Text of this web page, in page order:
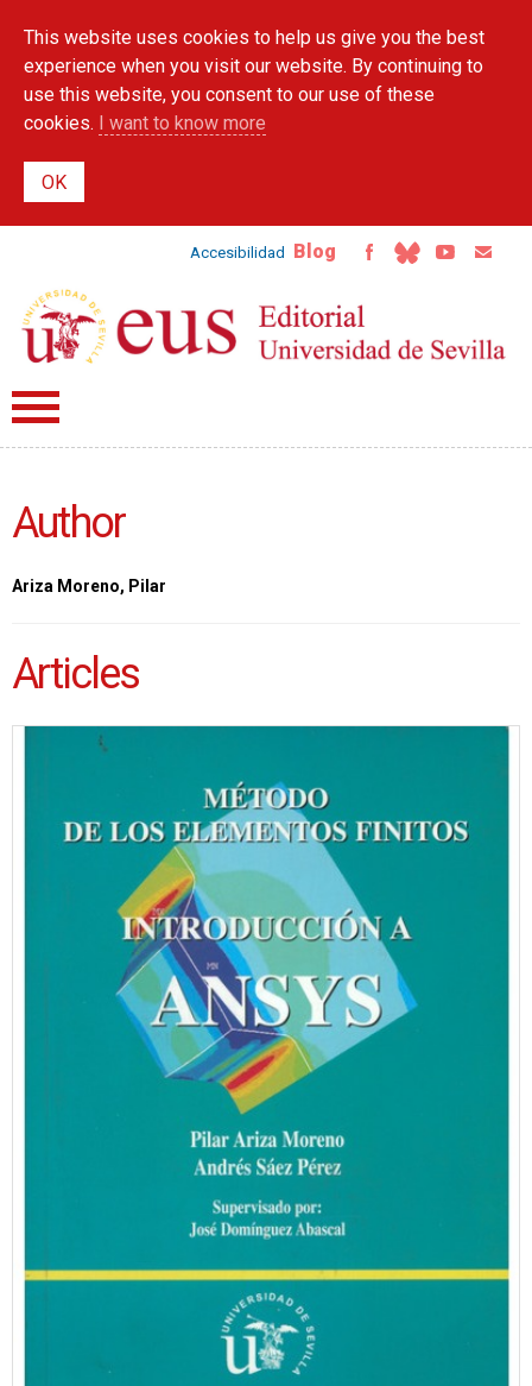
main
content
This website uses cookies to help us give you the best
experience when you visit our website. By continuing to
use this website, you consent to our use of these
cookies. I want to know more
Accesibilidad Blog
Author
Ariza Moreno, Pilar
Articles